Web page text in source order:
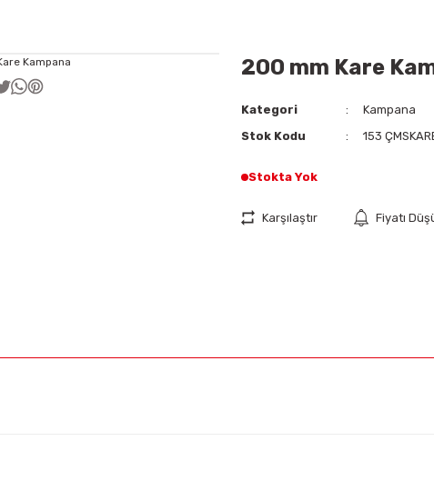
200 mm Kare
Kategori
Kampana
Stok Kodu
153
Stokta Yok
Karşılaştır Fiyatı